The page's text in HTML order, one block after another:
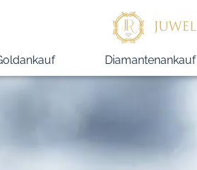
Diamantenankauf